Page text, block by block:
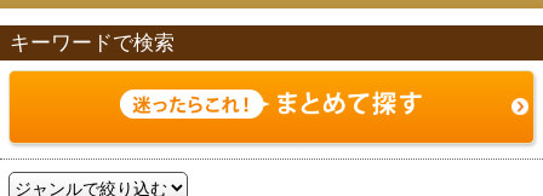
戻る
キーワードで検索